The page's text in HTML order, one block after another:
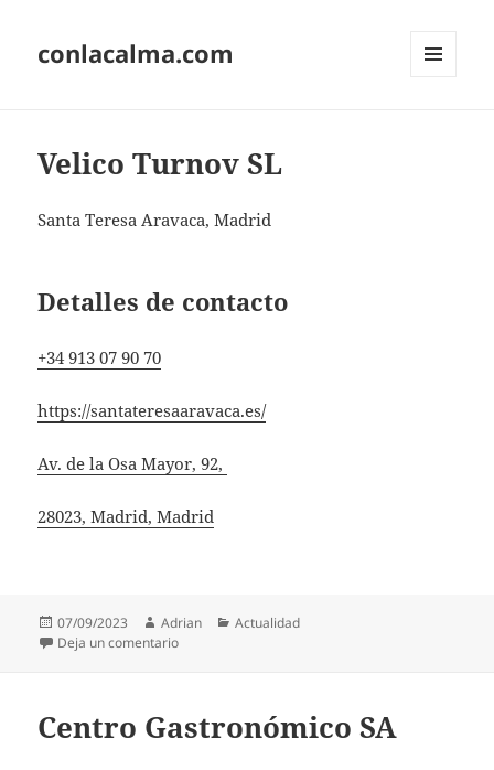
conlacalma.com
Velico Turnov SL
Santa Teresa Aravaca, Madrid
Detalles de contacto
+34 913 07 90 70
https://santateresaaravaca.es/
Av. de la Osa Mayor, 92,
28023, Madrid, Madrid
Publicado
el
07/09/2023 Autor
Adrian Categorías
Actualidad
Deja un comentarioen Velico Turnov SL
Centro Gastronómico SA